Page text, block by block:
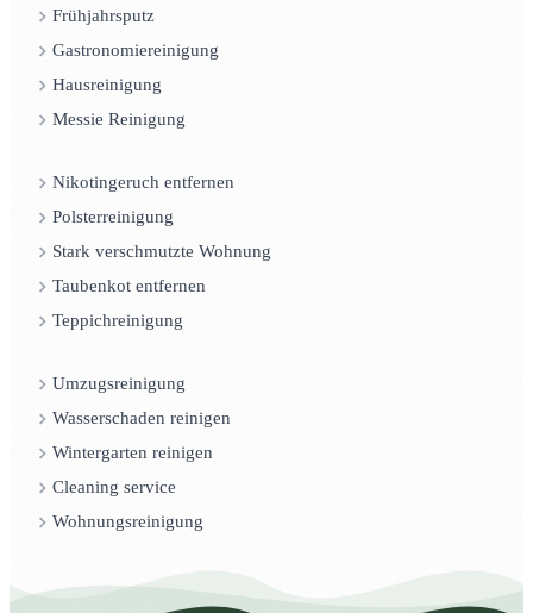
Frühjahrsputz
Gastronomiereinigung
Hausreinigung
Messie Reinigung
Nikotingeruch entfernen
Polsterreinigung
Stark verschmutzte Wohnung
Taubenkot entfernen
Teppichreinigung
Umzugsreinigung
Wasserschaden reinigen
Wintergarten reinigen
Cleaning service
Wohnungsreinigung